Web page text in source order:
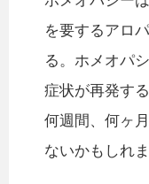
を要するアロ
る。ホメオパ
症状が再発す
何週間、何ヶ
ないかもしれま